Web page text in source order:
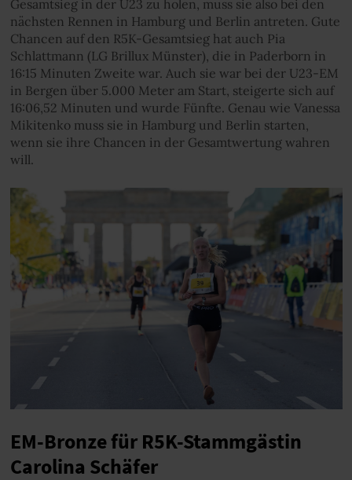
Gesamtsieg in der U23 zu holen, muss sie also bei den
nächsten Rennen in Hamburg und Berlin antreten. Gute
Chancen auf den R5K-Gesamtsieg hat auch Pia
Schlattmann (LG Brillux Münster), die in Paderborn in
16:15 Minuten Zweite war. Auch sie war bei der U23-EM
in Bergen über 5.000 Meter am Start, steigerte sich auf
16:06,52 Minuten und wurde Fünfte. Genau wie Vanessa
Mikitenko muss sie in Hamburg und Berlin starten,
wenn sie ihre Chancen in der Gesamtwertung wahren
will.
EM-Bronze für R5K-Stammgästin
Carolina Schäfer